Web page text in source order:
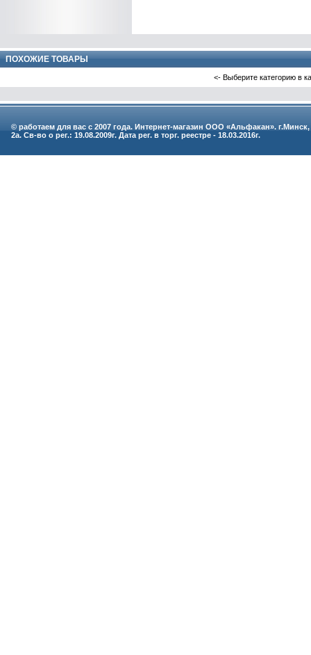
ПОХОЖИЕ ТОВАРЫ
<- Выберите категорию в
© работаем для вас с 2007 года. Интернет-магазин ООО «Альфакан».
2а. Св-во о рег.: 19.08.2009г. Дата рег. в торг. реестре - 18.03.2016г.